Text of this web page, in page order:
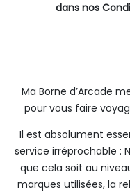
dans nos
Ma Borne d’Arcade
pour vous faire
Il est absolument
service irréprochable :
que cela soit au
marques utilisées, la